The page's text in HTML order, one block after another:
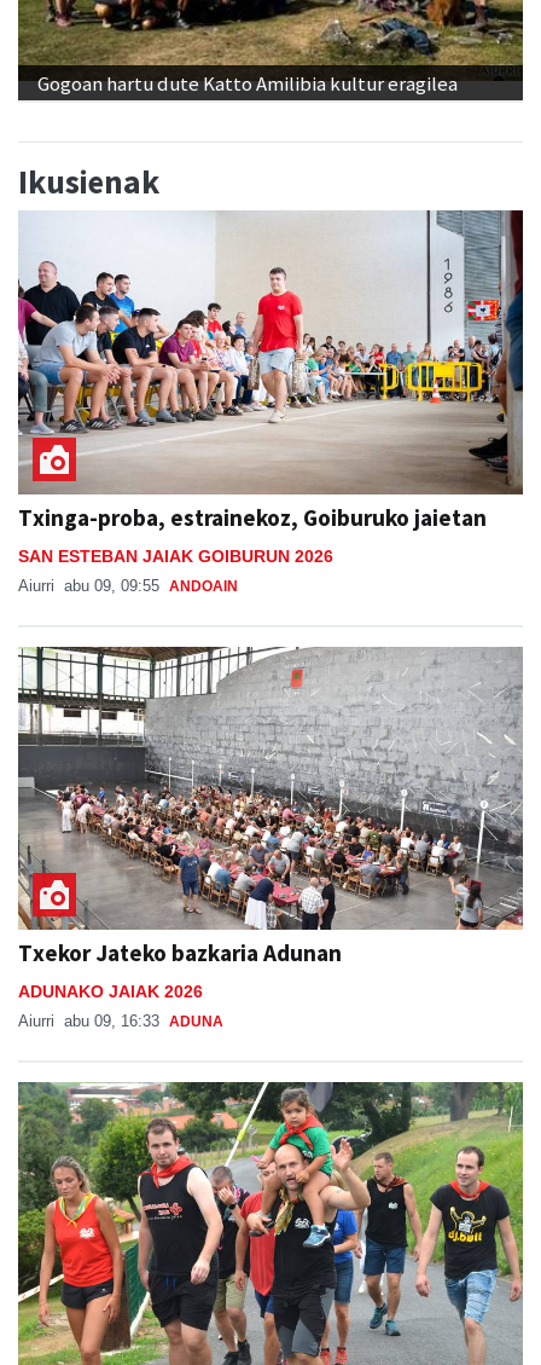
Gogoan hartu dute Katto Amilibia kultur eragilea
Ikusienak
Txinga-proba, estrainekoz, Goiburuko jaietan
SAN ESTEBAN JAIAK GOIBURUN 2026
Aiurri abu 09, 09:55 ANDOAIN
Txekor Jateko bazkaria Adunan
ADUNAKO JAIAK 2026
Aiurri abu 09, 16:33 ADUNA